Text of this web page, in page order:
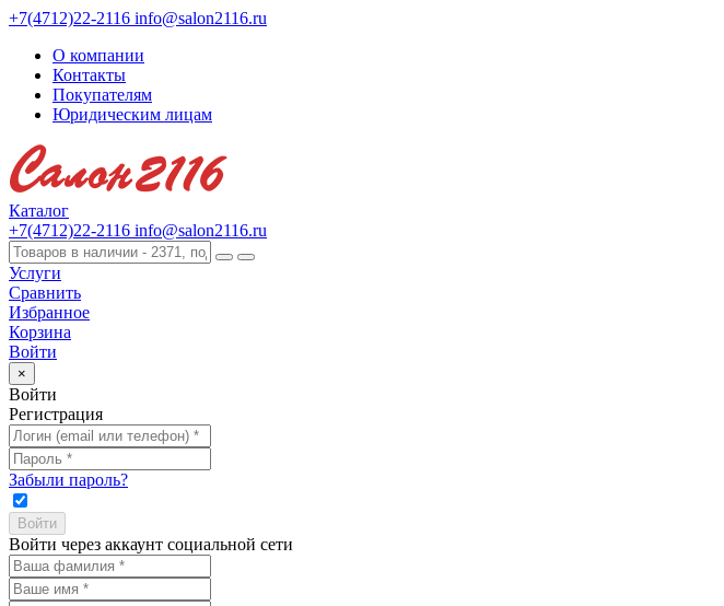
+7(4712)22-2116 info@salon2116.ru
О компании
Контакты
Покупателям
Юридическим лицам
Каталог
+7(4712)22-2116 info@salon2116.ru
Услуги
Сравнить
Избранное
Корзина
Войти
×
Войти
Регистрация
Забыли пароль?
Войти через аккаунт социальной сети